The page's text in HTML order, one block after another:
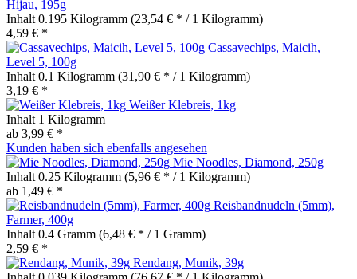
Hijau, 195g
Inhalt 0.195 Kilogramm (23,54 € * / 1 Kilogramm)
4,59 € *
Cassavechips, Maicih,
Level 5, 100g
Inhalt 0.1 Kilogramm (31,90 € * / 1 Kilogramm)
3,19 € *
Weißer Klebreis, 1kg
Inhalt 1 Kilogramm
ab 3,99 € *
Kunden haben sich ebenfalls angesehen
Mie Noodles, Diamond, 250g
Inhalt 0.25 Kilogramm (5,96 € * / 1 Kilogramm)
ab 1,49 € *
Reisbandnudeln (5mm),
Farmer, 400g
Inhalt 0.4 Gramm (6,48 € * / 1 Gramm)
2,59 € *
Rendang, Munik, 39g